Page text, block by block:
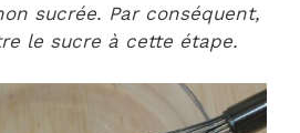
sucrée. Par conséquent,
le sucre à cette étape.